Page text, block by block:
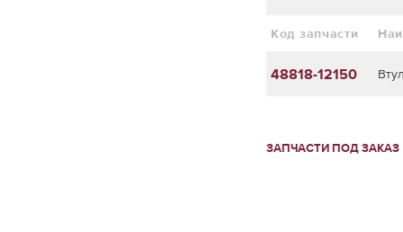
Код запчасти
48818-12150
ЗАПЧАСТИ ПОД ЗАКАЗ